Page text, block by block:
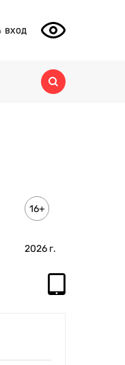
ВХОД
16+
2026 г.